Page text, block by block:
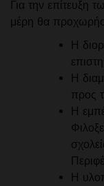
Για την επίτευξη
μέρη θα
Η
Η
προς
Η
Η